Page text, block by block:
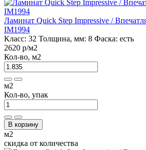
Ламинат Quick Step Impressive /
IM1994
Класс: 32 Толщина, мм: 8 Фаска: есть
2620 р/м2
Кол-во, м2
м2
Кол-во, упак
В корзину
м2
скидка от количества